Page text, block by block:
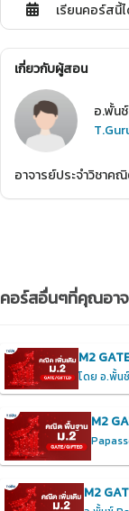
เรียนคอร์สนี้
เกี่ยวกับผู้สอน
อ.พั้น
อาจารย์ประจำวิชาค
คอร์สอื่นๆที่คุณอา
M2
โดย อ.พั้น
M2
M2